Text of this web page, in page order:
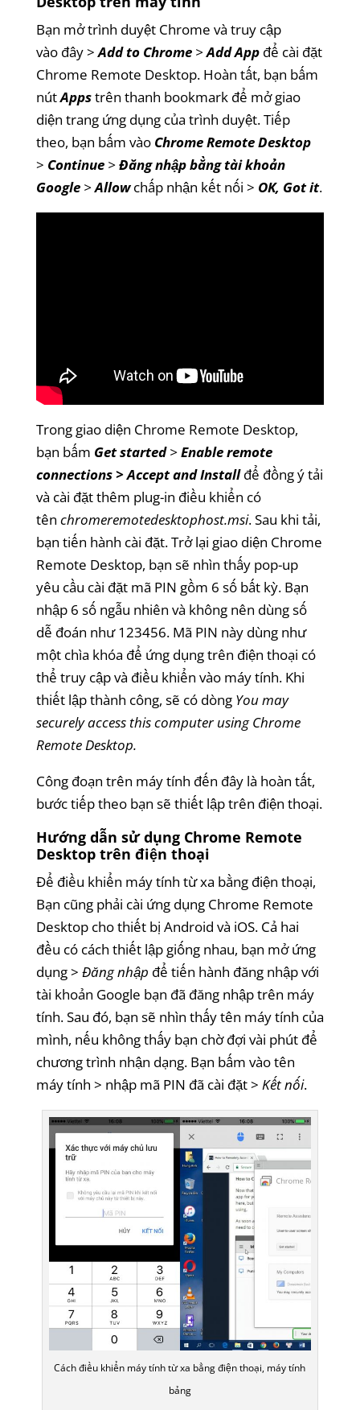
Bạn mở trình duyệt Chrome và truy cập
vào đây>Add to Chrome>Add Appđể cài đặt
Chrome Remote Desktop. Hoàn tất, bạn bấm
nútAppstrên thanh bookmark để mở giao
diện trang ứng dụng của trình duyệt. Tiếp
theo, bạn bấm vào Chrome Remote Desktop
> Continue>Đăng nhập bằng tài khoản
Google>Allow chấp nhận kết nối > OK, Got it.
Trong giao diện Chrome Remote Desktop,
bạn bấm Get started>Enable remote
connections > Accept and Installđể đồng ý tải
và cài đặt thêm plug-in điều khiển có
tên chromeremotedesktophost.msi. Sau khi tải,
bạn tiến hành cài đặt. Trở lại giao diện Chrome
Remote Desktop, bạn sẽ nhìn thấy pop-up
yêu cầu cài đặt mã PIN gồm 6 số bất kỳ. Bạn
nhập 6 số ngẫu nhiên và không nên dùng số
dễ đoán như 123456. Mã PIN này dùng như
một chìa khóa để ứng dụng trên điện thoại có
thể truy cập và điều khiển vào máy tính. Khi
thiết lập thành công, sẽ có dòng You may
securely access this computer using Chrome
Remote Desktop.
Công đoạn trên máy tính đến đây là hoàn tất,
bước tiếp theo bạn sẽ thiết lập trên điện thoại.
Hướng dẫn sử dụng Chrome Remote
Desktop trên điện thoại
Để điều khiển máy tính từ xa bằng điện thoại,
Bạn cũng phải cài ứng dụng Chrome Remote
Desktop cho thiết bị Android và iOS. Cả hai
đều có cách thiết lập giống nhau, bạn mở ứng
dụng > Đăng nhập để tiến hành đăng nhập với
tài khoản Google bạn đã đăng nhập trên máy
tính. Sau đó, bạn sẽ nhìn thấy tên máy tính của
mình, nếu không thấy bạn chờ đợi vài phút để
chương trình nhận dạng. Bạn bấm vào tên
máy tính > nhập mã PIN đã cài đặt > Kết nối.
Cách điều khiển máy tính từ xa bằng điện thoại, máy tính
bảng